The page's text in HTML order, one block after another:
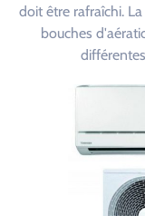
doit être rafraîchi.
bouches